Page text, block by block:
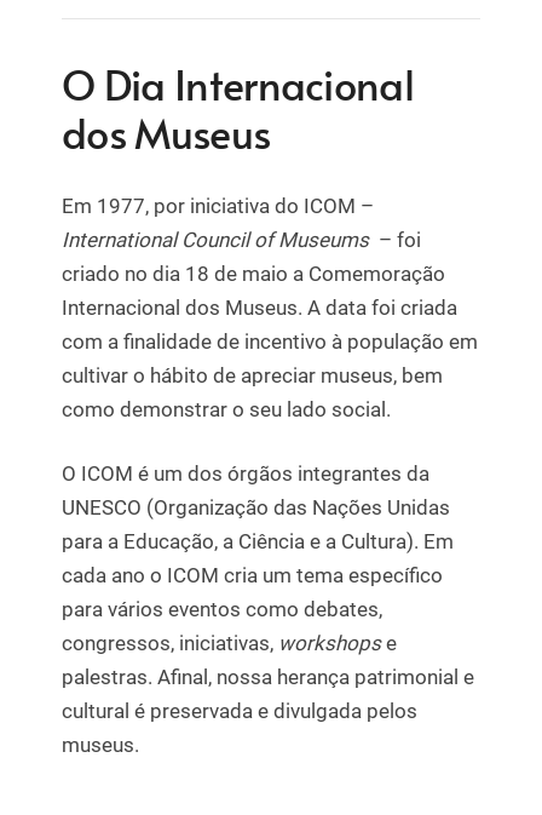
O Dia Internacional
dos Museus
Em 1977, por iniciativa do ICOM –
International Council of Museums– foi
criado no dia 18 de maio a Comemoração
Internacional dos Museus. A data foi criada
com a finalidade de incentivo à população em
cultivar o hábito de apreciar museus, bem
como demonstrar o seu lado social.
O ICOM é um dos órgãos integrantes da
UNESCO (Organização das Nações Unidas
para a Educação, a Ciência e a Cultura). Em
cada ano o ICOM cria um tema específico
para vários eventos como debates,
congressos, iniciativas, workshopse
palestras. Afinal, nossa herança patrimonial e
cultural é preservada e divulgada pelos
museus.